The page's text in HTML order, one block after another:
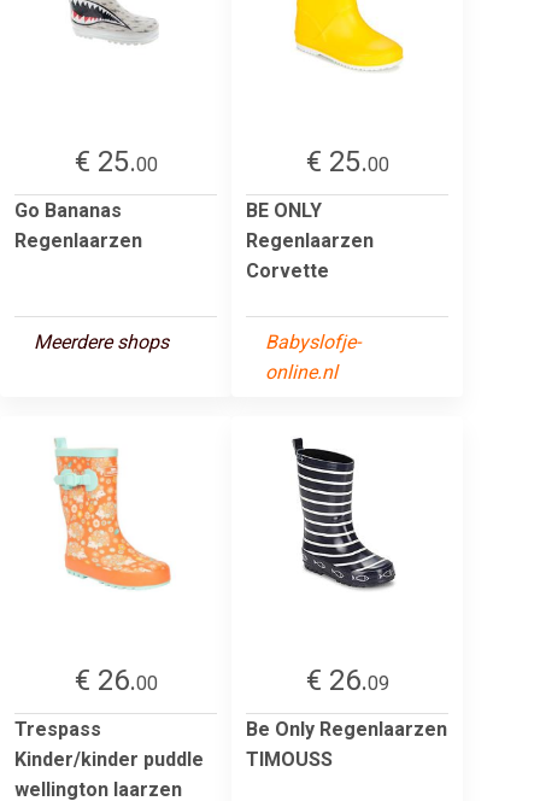
€ 25.00
Go Bananas
Regenlaarzen
Meerdere shops
€ 25.00
BE ONLY
Regenlaarzen
Corvette
Babyslofje-
online.nl
€ 26.00
Trespass
Kinder/kinder puddle
wellington laarzen
€ 26.09
Be Only Regenlaarzen
TIMOUSS